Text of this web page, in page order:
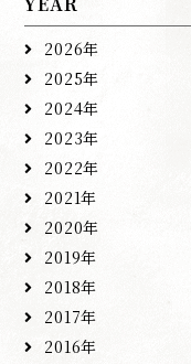
2026年
2025年
2024年
2023年
2022年
2021年
2020年
2019年
2018年
2017年
2016年